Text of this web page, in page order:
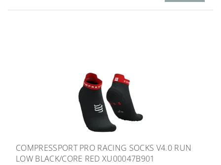
COMPRESSPORT PRO RACING SOCKS V4.0 RUN
LOW BLACK/CORE RED XU00047B901